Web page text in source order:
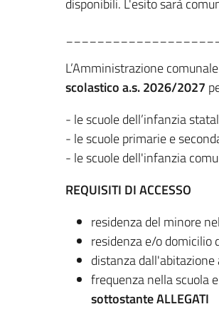
disponibili. L'esito sarà
L’Amministrazione
scolastico a.s. 2026/2027
- le scuole dell’infanzia
- le scuole primarie e
- le scuole dell'infanzia
REQUISITI DI ACCESSO
residenza del minore
residenza e/o domicilio
distanza dall'abitazione
​frequenza nella scuola
sottostante ALLEGATI